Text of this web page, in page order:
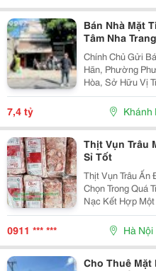
Bán Nhà Mặt
Tâm Nha
Tỷ
Chính Chủ Gửi
Hãn, Phường
Hòa, Sở Hữu Vị
Cửa Hàng, Văn
7,4 tỷ Khánh
Thịt Vụn Trâu
Sỉ Tốt
Thịt Vụn Trâu Ấn
Chọn Trong Quá
Nạc Kết Hợp
Lệ Này Giúp
Hương Thơm Đặc
Phẩm...
0911 *** *** Hà Nội
Cho Thuê Mặt